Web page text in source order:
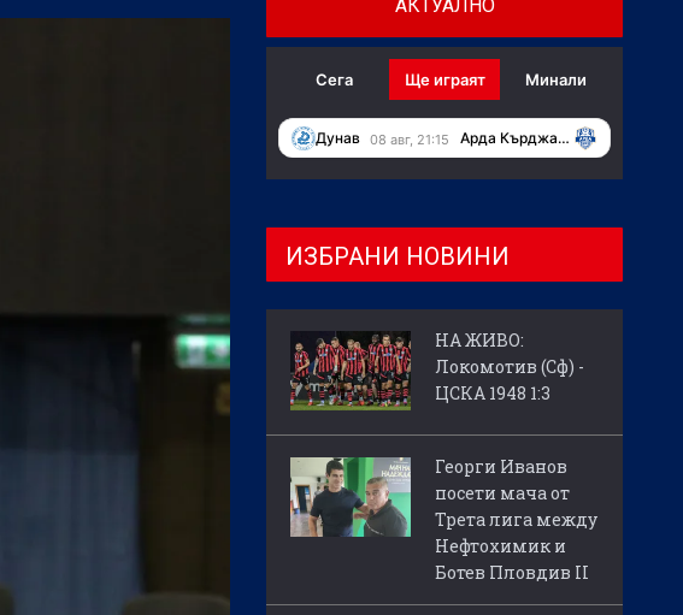
II
АКТУАЛНО
Сега Ще играят Минали
Дунав 08 авг, 21:15 Арда Кърджали
ИЗБРАНИ НОВИНИ
НА ЖИВО:
Локомотив (Сф) -
ЦСКА 1948 1:3
Георги Иванов
посети мача от
Трета лига между
Нефтохимик и
Ботев Пловдив II